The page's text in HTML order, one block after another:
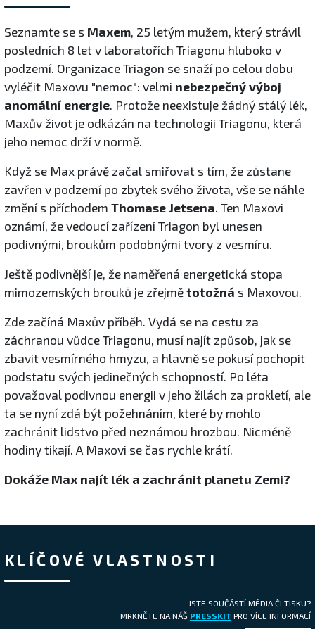
Seznamte se s Maxem, 25 letým mužem, který strávil
posledních 8 let v laboratořích Triagonu hluboko v
podzemí. Organizace Triagon se snaží po celou dobu
vyléčit Maxovu "nemoc": velmi nebezpečný výboj
anomální energie. Protože neexistuje žádný stálý lék,
Maxův život je odkázán na technologii Triagonu, která
jeho nemoc drží v normě.
Když se Max právě začal smiřovat s tím, že zůstane
zavřen v podzemí po zbytek svého života, vše se náhle
změní s příchodem Thomase Jetsena. Ten Maxovi
oznámí, že vedoucí zařízení Triagon byl unesen
podivnými, broukům podobnými tvory z vesmíru.
Ještě podivnější je, že naměřená energetická stopa
mimozemských brouků je zřejmětotožná s Maxovou.
Zde začíná Maxův příběh. Vydá se na cestu za
záchranou vůdce Triagonu, musí najít způsob, jak se
zbavit vesmírného hmyzu, a hlavně se pokusí pochopit
podstatu svých jedinečných schopností. Po léta
považoval podivnou energii v jeho žilách za prokletí, ale
ta se nyní zdá být požehnáním, které by mohlo
zachránit lidstvo před neznámou hrozbou. Nicméně
hodiny tikají. A Maxovi se čas rychle krátí.
Dokáže Max najít lék a zachránit planetu Zemi?
KLÍČOVÉ VLASTNOSTI
JSTE SOUČÁSTÍ MÉDIA ČI TISKU?
MRKNĚTE NA NÁŠ PRESSKIT PRO VÍCE INFORMACÍ